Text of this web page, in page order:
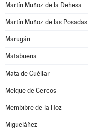
Martín Muñoz de la Dehesa
Martín Muñoz de las Posadas
Marugán
Matabuena
Mata de Cuéllar
Melque de Cercos
Membibre de la Hoz
Migueláñez